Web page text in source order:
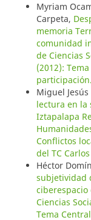
Myriam
Carpeta,
memoria
comunidad
de Ciencias
(2012):
Miguel
lectura en la
Iztapalapa
Conflictos
del TC
Héctor
subjetividad
ciberespacio
Ciencias
Tema